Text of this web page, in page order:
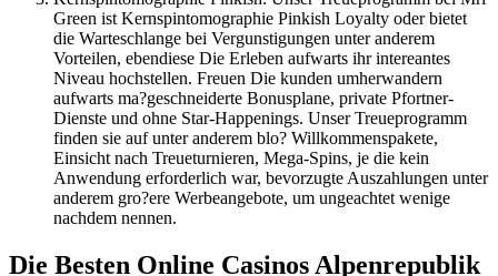
Green ist Kernspintomographie Pinkish Loyalty oder bietet
die Warteschlange bei Vergunstigungen unter anderem
Vorteilen, ebendiese Die Erleben aufwarts ihr intereantes
Niveau hochstellen. Freuen Die kunden umherwandern
aufwarts ma?geschneiderte Bonusplane, private Pfortner-
Dienste und ohne Star-Happenings. Unser Treueprogramm
finden sie auf unter anderem blo? Willkommenspakete,
Einsicht nach Treueturnieren, Mega-Spins, je die kein
Anwendung erforderlich war, bevorzugte Auszahlungen unter
anderem gro?ere Werbeangebote, um ungeachtet wenige
nachdem nennen.
Die Besten Online Casinos Alpenrepublik